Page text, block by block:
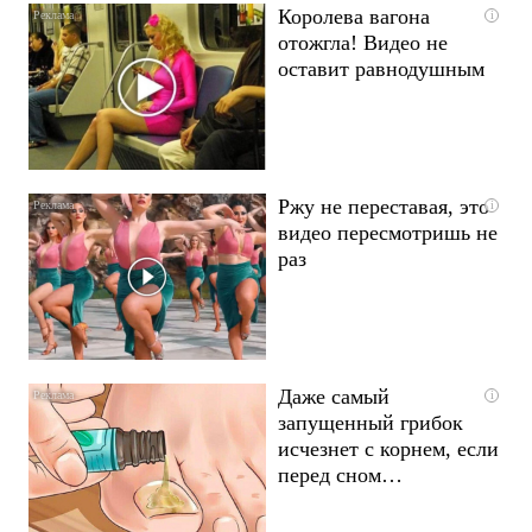
i
Королева вагона
отожгла! Видео не
оставит равнодушным
i
Ржу не переставая, это
видео пересмотришь не
раз
i
Даже самый
запущенный грибок
исчезнет с корнем, если
перед сном…